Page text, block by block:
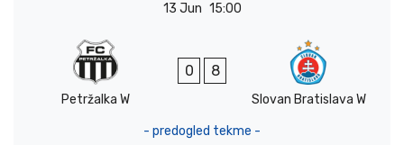
13 Jun 15:00
Petržalka W
0 8
Slovan Bratislava W
- predogled tekme -